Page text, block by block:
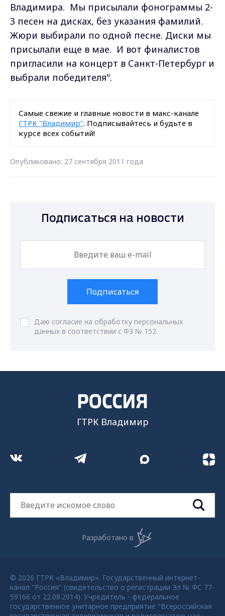
Владимира. Мы присылали фонограммы 2-
3 песен на дисках, без указания фамилий.
Жюри выбирали по одной песне. Диски мы
присылали еще в мае. И вот финалистов
пригласили на концерт в Санкт-Петербург и
выбрали победителя".
Самые свежие и главные новости в макс-канале
ГТРК "Владимир". Подписывайтесь и будьте в
курсе всех событий!
Опубликовано: 27 сентября 2011 года
Подписаться на новости
Подписаться
Даю согласие на обработку персональных
данных в соответствии с ФЗ № 152
ГТРК Владимир
Разработано в
© 2026 ГТРК «Владимир». Государственный интернет-
канал "Россия" (свидетельство о регистрации Эл № ФС 77-
59166 от 22.08.2014). Учредитель - федеральное
государственное унитарное предприятие "Всероссийская